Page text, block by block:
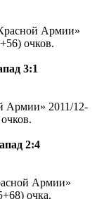
Армии»
очков.
3:1
Армии» 2011/12-
2:4
Армии»
очка.